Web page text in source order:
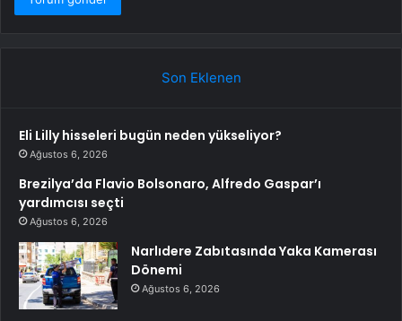
Son Eklenen
Eli Lilly hisseleri bugün neden yükseliyor?
Ağustos 6, 2026
Brezilya’da Flavio Bolsonaro, Alfredo Gaspar’ı
yardımcısı seçti
Ağustos 6, 2026
Narlıdere Zabıtasında Yaka Kamerası
Dönemi
Ağustos 6, 2026